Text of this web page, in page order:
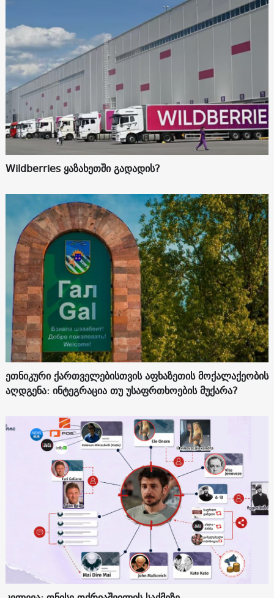
Wildberries ყაზახეთში გადადის?
ეთნიკური ქართველებისთვის აფხაზეთის მოქალაქეობის
აღდგენა: ინტეგრაცია თუ უსაფრთხოების მუქარა?